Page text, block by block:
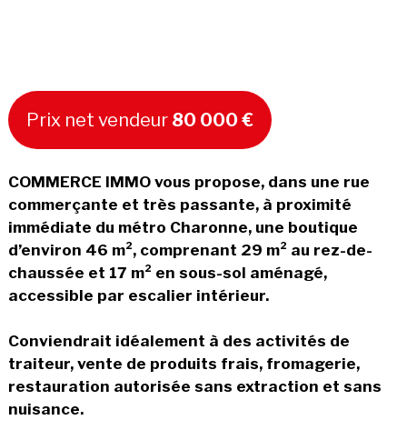
Prix net vendeur 80 000 €
COMMERCE IMMO vous propose, dans une rue
commerçante et très passante, à proximité
immédiate du métro Charonne, une boutique
d’environ 46 m², comprenant 29 m² au rez-de-
chaussée et 17 m² en sous-sol aménagé,
accessible par escalier intérieur.
Conviendrait idéalement à des activités de
traiteur, vente de produits frais, fromagerie,
restauration autorisée sans extraction et sans
nuisance.